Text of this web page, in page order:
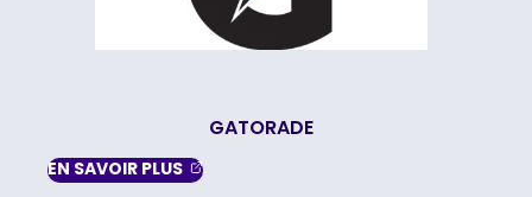
GATORADE
EN SAVOIR PLUS , OPENS IN A NEW TAB